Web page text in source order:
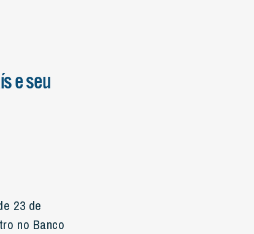
e seu
23 de
no Banco